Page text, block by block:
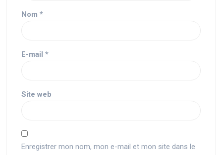
Nom *
E-mail *
Site web
Enregistrer mon nom, mon e-mail et mon site dans le